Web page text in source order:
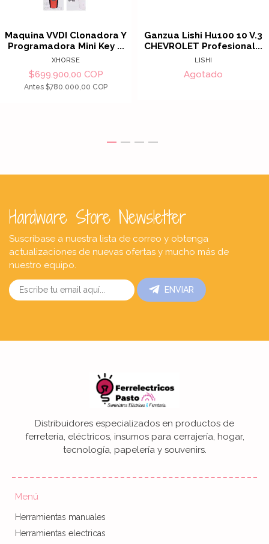
Maquina VVDI Clonadora Y
Programadora Mini Key ...
XHORSE
$699.900,00 COP
Antes $780.000,00 COP
Ganzua Lishi Hu100 10 V.3
CHEVROLET Profesional...
LISHI
Agotado
Hardware Store Newsletter
Suscríbase a nuestra lista de correo y obtenga
actualizaciones de nuevas ofertas y mucho más de
nuestro equipo.
ENVIAR
Distribuidores especializados en productos de
ferretería, eléctricos, insumos para cerrajería, hogar,
tecnología, papelería y souvenirs.
Menú
Herramientas manuales
Herramientas electricas